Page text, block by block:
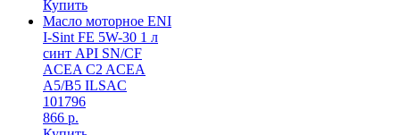
Купить
Масло моторное ENI
I-Sint FE 5W-30 1 л
синт API SN/CF
ACEA C2 ACEA
A5/B5 ILSAC
101796
866 р.